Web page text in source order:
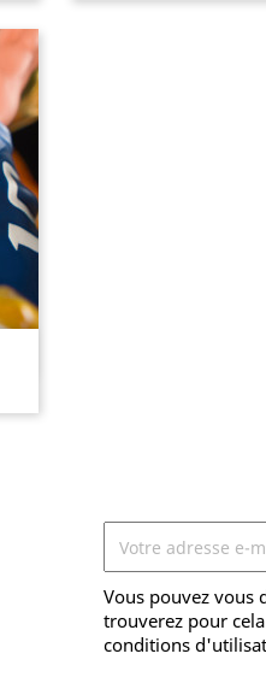
Vous pouvez vous
trouverez pour
conditions